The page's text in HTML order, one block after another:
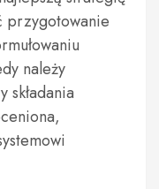
przygotowanie
należy